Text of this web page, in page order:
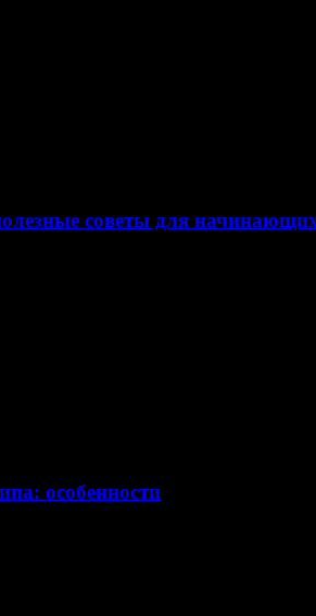
советы для
особенности